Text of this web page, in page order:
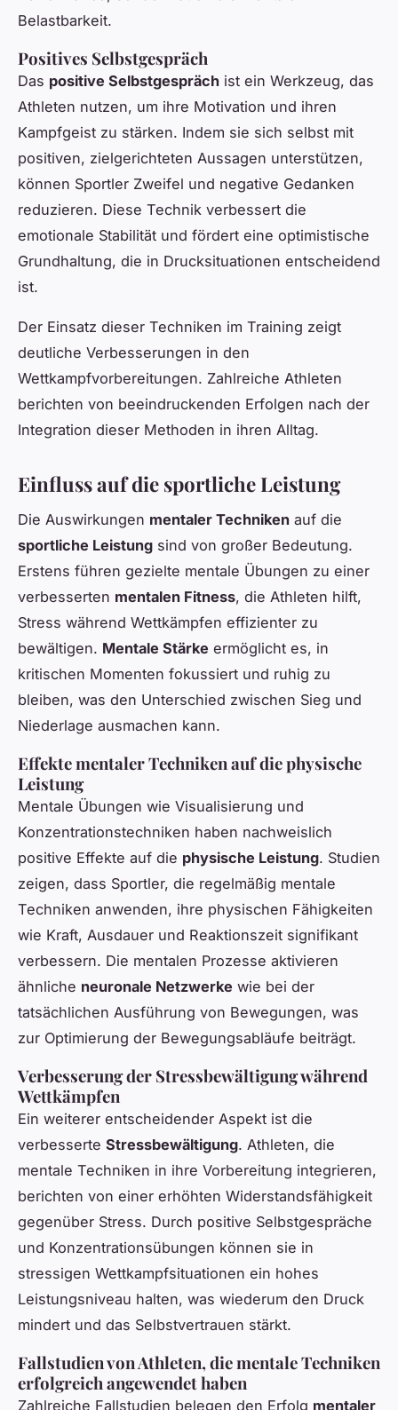
Belastbarkeit.
Positives Selbstgespräch
Das positive Selbstgespräch ist ein Werkzeug, das
Athleten nutzen, um ihre Motivation und ihren
Kampfgeist zu stärken. Indem sie sich selbst mit
positiven, zielgerichteten Aussagen unterstützen,
können Sportler Zweifel und negative Gedanken
reduzieren. Diese Technik verbessert die
emotionale Stabilität und fördert eine optimistische
Grundhaltung, die in Drucksituationen entscheidend
ist.
Der Einsatz dieser Techniken im Training zeigt
deutliche Verbesserungen in den
Wettkampfvorbereitungen. Zahlreiche Athleten
berichten von beeindruckenden Erfolgen nach der
Integration dieser Methoden in ihren Alltag.
Einfluss auf die sportliche Leistung
Die Auswirkungen mentaler Techniken auf die
sportliche Leistung sind von großer Bedeutung.
Erstens führen gezielte mentale Übungen zu einer
verbesserten mentalen Fitness, die Athleten hilft,
Stress während Wettkämpfen effizienter zu
bewältigen. Mentale Stärke ermöglicht es, in
kritischen Momenten fokussiert und ruhig zu
bleiben, was den Unterschied zwischen Sieg und
Niederlage ausmachen kann.
Effekte mentaler Techniken auf die physische
Leistung
Mentale Übungen wie Visualisierung und
Konzentrationstechniken haben nachweislich
positive Effekte auf die physische Leistung. Studien
zeigen, dass Sportler, die regelmäßig mentale
Techniken anwenden, ihre physischen Fähigkeiten
wie Kraft, Ausdauer und Reaktionszeit signifikant
verbessern. Die mentalen Prozesse aktivieren
ähnliche neuronale Netzwerke wie bei der
tatsächlichen Ausführung von Bewegungen, was
zur Optimierung der Bewegungsabläufe beiträgt.
Verbesserung der Stressbewältigung während
Wettkämpfen
Ein weiterer entscheidender Aspekt ist die
verbesserte Stressbewältigung. Athleten, die
mentale Techniken in ihre Vorbereitung integrieren,
berichten von einer erhöhten Widerstandsfähigkeit
gegenüber Stress. Durch positive Selbstgespräche
und Konzentrationsübungen können sie in
stressigen Wettkampfsituationen ein hohes
Leistungsniveau halten, was wiederum den Druck
mindert und das Selbstvertrauen stärkt.
Fallstudien von Athleten, die mentale Techniken
erfolgreich angewendet haben
Zahlreiche Fallstudien belegen den Erfolg mentaler